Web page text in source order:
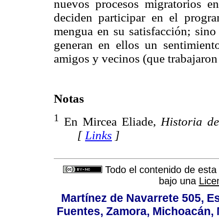
nuevos procesos migratorios
deciden participar en el
mengua en su satisfacción;
generan en ellos un
amigos y vecinos (que
Notas
1 En Mircea Eliade, Historia
[ Links ]
Todo el contenido de
bajo una
Martínez de Navarrete 505,
Fuentes, Zamora, Michoacán,